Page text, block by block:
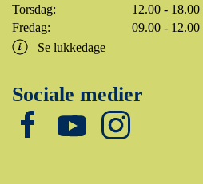
Torsdag:
12.00 - 18.00
Fredag:
09.00 - 12.00
Se lukkedage
Sociale medier